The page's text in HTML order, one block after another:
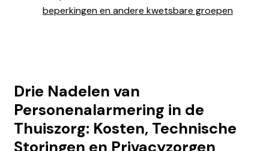
beperkingen en andere kwetsbare groepen
Drie Nadelen van
Personenalarmering in de
Thuiszorg: Kosten, Technische
Storingen en Privacyzorgen